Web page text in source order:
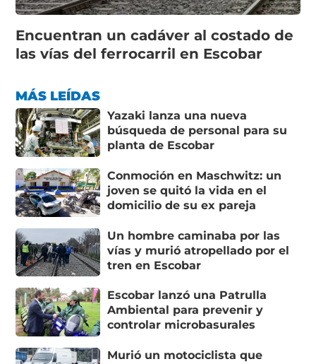
Encuentran un cadáver al costado de
las vías del ferrocarril en Escobar
MÁS LEÍDAS
Yazaki lanza una nueva
búsqueda de personal para su
planta de Escobar
Conmoción en Maschwitz: un
joven se quitó la vida en el
domicilio de su ex pareja
Un hombre caminaba por las
vías y murió atropellado por el
tren en Escobar
Escobar lanzó una Patrulla
Ambiental para prevenir y
controlar microbasurales
Murió un motociclista que